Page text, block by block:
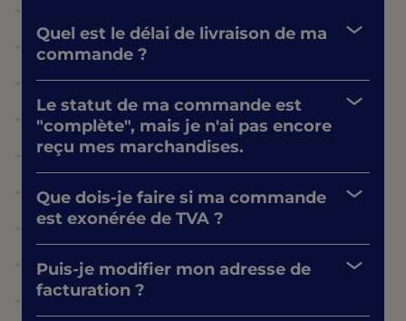
Quel est le délai de livraison de ma
commande ?
Le statut de ma commande est
"complète", mais je n'ai pas encore
reçu mes marchandises.
Que dois-je faire si ma commande
est exonérée de TVA ?
Puis-je modifier mon adresse de
facturation ?